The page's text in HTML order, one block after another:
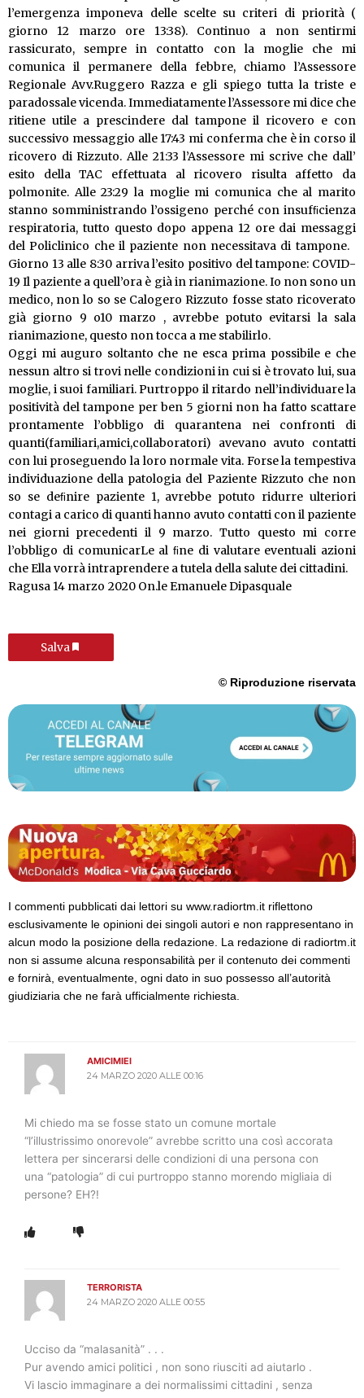
l’emergenza imponeva delle scelte su criteri di priorità (
giorno 12 marzo ore 13:38). Continuo a non sentirmi
rassicurato, sempre in contatto con la moglie che mi
comunica il permanere della febbre, chiamo l’Assessore
Regionale Avv.Ruggero Razza e gli spiego tutta la triste e
paradossale vicenda. Immediatamente l’Assessore mi dice che
ritiene utile a prescindere dal tampone il ricovero e con
successivo messaggio alle 17:43 mi conferma che è in corso il
ricovero di Rizzuto. Alle 21:33 l’Assessore mi scrive che dall’
esito della TAC effettuata al ricovero risulta affetto da
polmonite. Alle 23:29 la moglie mi comunica che al marito
stanno somministrando l’ossigeno perché con insufﬁcienza
respiratoria, tutto questo dopo appena 12 ore dai messaggi
del Policlinico che il paziente non necessitava di tampone.
Giorno 13 alle 8:30 arriva l’esito positivo del tampone: COVID-
19 Il paziente a quell’ora è già in rianimazione. Io non sono un
medico, non lo so se Calogero Rizzuto fosse stato ricoverato
già giorno 9 o10 marzo , avrebbe potuto evitarsi la sala
rianimazione, questo non tocca a me stabilirlo.
Oggi mi auguro soltanto che ne esca prima possibile e che
nessun altro si trovi nelle condizioni in cui si è trovato lui, sua
moglie, i suoi familiari. Purtroppo il ritardo nell’individuare la
positività del tampone per ben 5 giorni non ha fatto scattare
prontamente l’obbligo di quarantena nei confronti di
quanti(familiari,amici,collaboratori) avevano avuto contatti
con lui proseguendo la loro normale vita. Forse la tempestiva
individuazione della patologia del Paziente Rizzuto che non
so se deﬁnire paziente 1, avrebbe potuto ridurre ulteriori
contagi a carico di quanti hanno avuto contatti con il paziente
nei giorni precedenti il 9 marzo. Tutto questo mi corre
l’obbligo di comunicarLe al ﬁne di valutare eventuali azioni
che Ella vorrà intraprendere a tutela della salute dei cittadini.
Ragusa 14 marzo 2020 On.le Emanuele Dipasquale
Salva
© Riproduzione riservata
I commenti pubblicati dai lettori su www.radiortm.it riflettono
esclusivamente le opinioni dei singoli autori e non rappresentano in
alcun modo la posizione della redazione. La redazione di radiortm.it
non si assume alcuna responsabilità per il contenuto dei commenti
e fornirà, eventualmente, ogni dato in suo possesso all’autorità
giudiziaria che ne farà ufficialmente richiesta.
AMICIMIEI
24 MARZO 2020 ALLE 00:16
Mi chiedo ma se fosse stato un comune mortale
“l’illustrissimo onorevole” avrebbe scritto una così accorata
lettera per sincerarsi delle condizioni di una persona con
una “patologia” di cui purtroppo stanno morendo migliaia di
persone? EH?!
TERRORISTA
24 MARZO 2020 ALLE 00:55
Ucciso da “malasanità” . . .
Pur avendo amici politici , non sono riusciti ad aiutarlo .
Vi lascio immaginare a dei normalissimi cittadini , senza